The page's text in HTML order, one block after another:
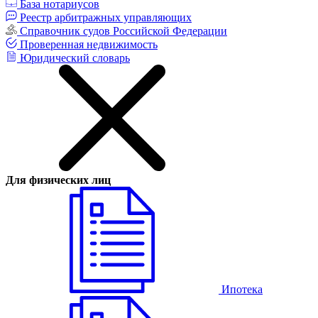
База нотариусов
Реестр арбитражных управляющих
Справочник судов Российской Федерации
Проверенная недвижимость
Юридический словарь
Для физических лиц
Ипотека